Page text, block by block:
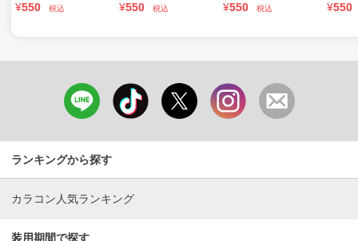
¥550 税込 ¥550 税込 ¥550 税込 ¥550
ランキングから探す
カラコン人気ランキング
装用期間で探す